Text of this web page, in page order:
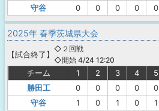
守谷
0 0 0 0 0
2025年 春季茨城県大会
【試合終了 】
◇２回戦
◇開始 4/24 12:20
チーム 1 2 3 4 5
勝田工
0 0 0 0 0
守谷
1 0 1 0 1